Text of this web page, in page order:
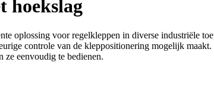
hoekslag
oplossing voor regelkleppen in diverse industriële
controle van de kleppositionering mogelijk
ze eenvoudig te bedienen.